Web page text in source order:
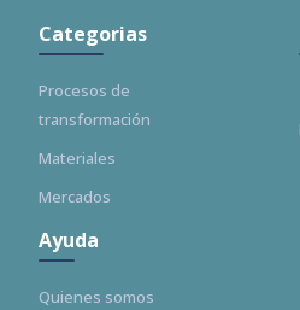
Categorias
Procesos de
transformación
Materiales
Mercados
Ayuda
Quienes somos